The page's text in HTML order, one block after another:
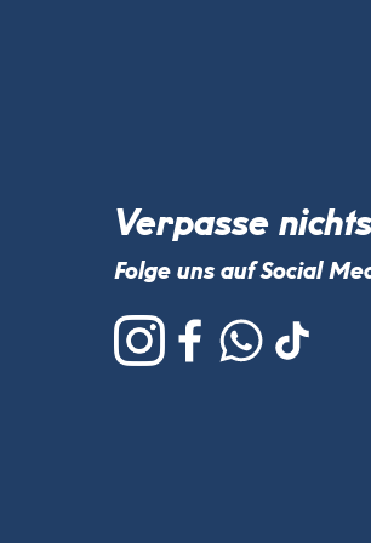
Verpasse nichts
Folge uns auf Social